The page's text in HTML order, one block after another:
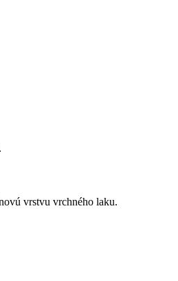
vrstvu vrchného laku.